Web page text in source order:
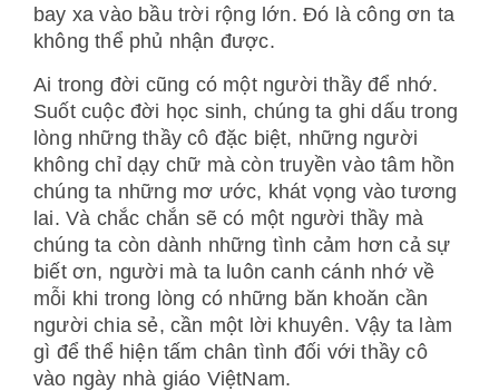
bay xa vào bầu trời rộng lớn. Đó là công ơn ta
không thể phủ nhận được.
Ai trong đời cũng có một người thầy để nhớ.
Suốt cuộc đời học sinh, chúng ta ghi dấu trong
lòng những thầy cô đặc biệt, những người
không chỉ dạy chữ mà còn truyền vào tâm hồn
chúng ta những mơ ước, khát vọng vào tương
lai. Và chắc chắn sẽ có một người thầy mà
chúng ta còn dành những tình cảm hơn cả sự
biết ơn, người mà ta luôn canh cánh nhớ về
mỗi khi trong lòng có những băn khoăn cần
người chia sẻ, cần một lời khuyên. Vậy ta làm
gì để thể hiện tấm chân tình đối với thầy cô
vào ngày nhà giáo ViệtNam.